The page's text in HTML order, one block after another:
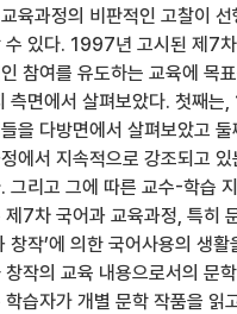
육과정의 비판적인 고찰이
수 있다. 1997년 고시된 제7
참여를 유도하는 교육에 목
측면에서 살펴보았다. 첫째
을 다방면에서 살펴보았고
에서 지속적으로 강조되고 있
그리고 그에 따른 교수-학습
제7차 국어과 교육과정, 특히
창작’에 의한 국어사용의 생
창작의 교육 내용으로서의 문
학습자가 개별 문학 작품을 읽